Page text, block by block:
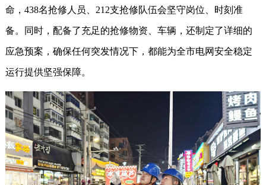
命，438名抢修人员、212支抢修队伍会坚守岗位、时刻准
备。同时，配备了充足的抢修物资、车辆，还制定了详细的
应急预案，确保任何突发情况下，都能为全市电网安全稳定
运行提供坚强保障。